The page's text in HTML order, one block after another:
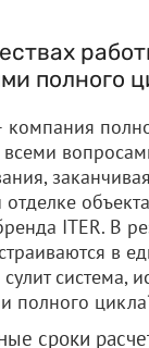
полного
всеми
ITER. В
в
система,
полного
сроки